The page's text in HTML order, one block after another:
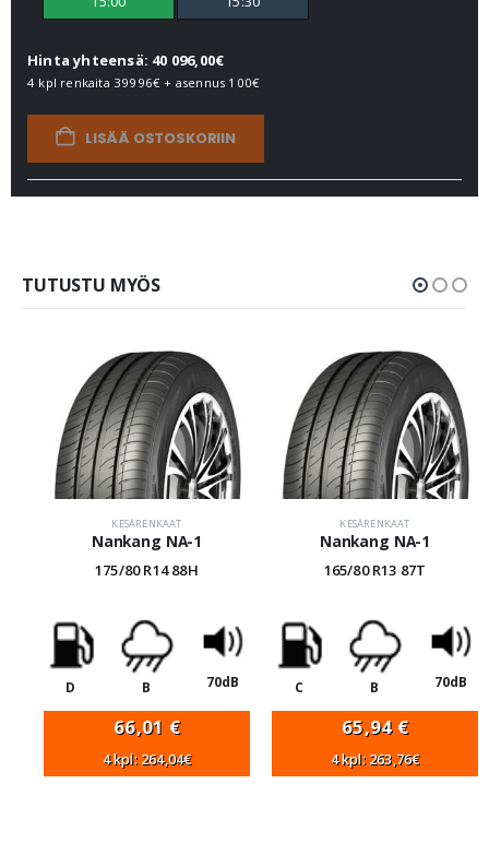
Hinta yhteensä: 40 096,00€
4 kpl renkaita 39996€ + asennus 100€
LISÄÄ OSTOSKORIIN
TUTUSTU MYÖS
KESÄRENKAAT
Nankang NA-1
175/80 R14 88H
D B 70dB
66,01 €
4 kpl: 264,04€
KESÄRENKAAT
Nankang NA-1
165/80 R13 87T
C B 70dB
65,94 €
4 kpl: 263,76€